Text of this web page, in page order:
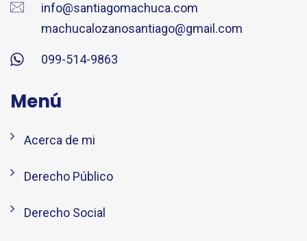
info@santiagomachuca.com
machucalozanosantiago@gmail.com
099-514-9863
Menú
Acerca de mi
Derecho Público
Derecho Social